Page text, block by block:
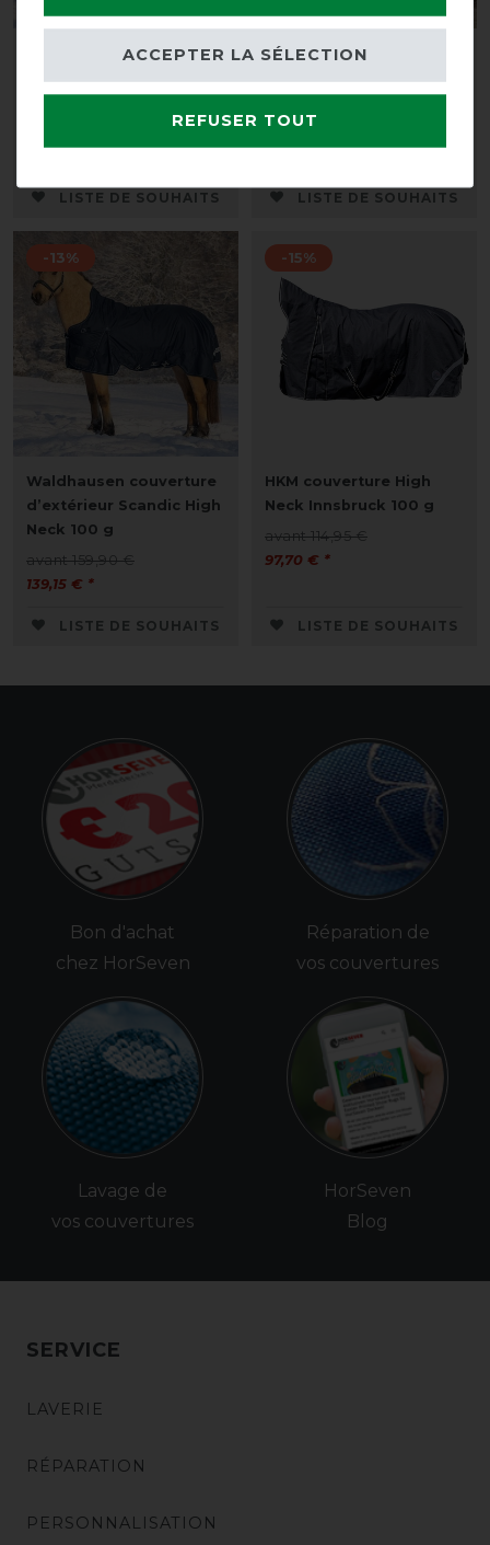
Waldhausen couverture
LISTE DE SOUHAITS
Couverture d'extérieur
LISTE DE SOUHAITS
-13%
Waldhausen couverture
d’extérieur Scandic High
Neck 100 g
avant 159,90 €
139,15 € *
LISTE DE SOUHAITS
-15%
HKM couverture High
Neck Innsbruck 100 g
avant 114,95 €
97,70 € *
LISTE DE SOUHAITS
Bon d'achat
chez HorSeven
Lavage de
vos couvertures
Réparation de
vos couvertures
HorSeven
Blog
SERVICE
LAVERIE
RÉPARATION
PERSONNALISATION
REFUSER TOUT
ACCEPTER LA SÉLECTION